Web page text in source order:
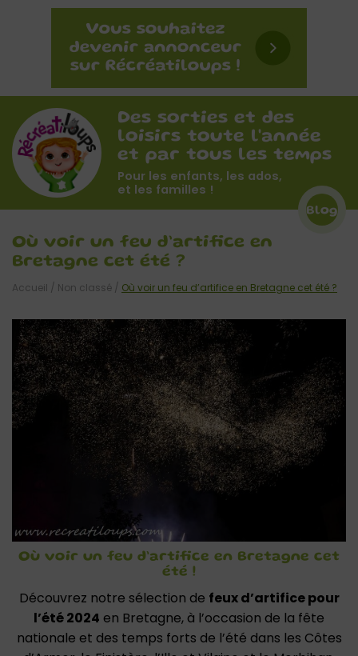
Des sorties et des
loisirs toute l'année
et par tous les temps
Pour les enfants, les ados,
et les familles !
Blog
Où voir un feu d’artifice en
Bretagne cet été ?
Accueil / Non classé / Où voir un feu d’artifice en Bretagne cet été ?
Où voir un feu d’artifice en Bretagne cet
été !
Découvrez notre sélection de feux d’artifice pour
l’été 2024 en Bretagne, à l’occasion de la fête
nationale et des temps forts de l’été dans les Côtes